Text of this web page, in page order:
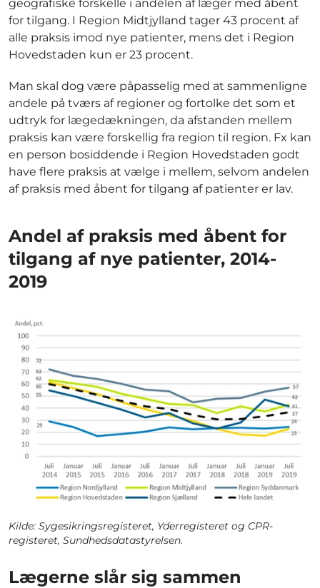
geografiske forskelle i andelen af læger med åbent
for tilgang. I Region Midtjylland tager 43 procent af
alle praksis imod nye patienter, mens det i Region
Hovedstaden kun er 23 procent.
Man skal dog være påpasselig med at sammenligne
andele på tværs af regioner og fortolke det som et
udtryk for lægedækningen, da afstanden mellem
praksis kan være forskellig fra region til region. Fx kan
en person bosiddende i Region Hovedstaden godt
have flere praksis at vælge i mellem, selvom andelen
af praksis med åbent for tilgang af patienter er lav.
Andel af praksis med åbent for
tilgang af nye patienter, 2014-
2019
Kilde: Sygesikringsregisteret, Yderregisteret og CPR-
registeret, Sundhedsdatastyrelsen.
Lægerne slår sig sammen